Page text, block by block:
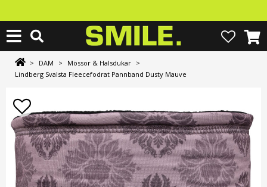
> DAM > Mössor & Halsdukar >
Lindberg Svalsta Fleecefodrat Pannband Dusty Mauve